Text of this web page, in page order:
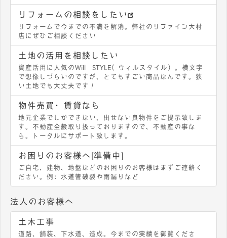
リフォームの相談をしたい
リフォームで今までの不満を解消。弊社のリファイン大村
店にぜひご相談ください
土地の活用を相談したい
資産活用に人気のWill STYLE（ウィルスタイル）。横文字
で想像しづらいのですが、とてもすごい商品なんです。狭
い土地でも大丈夫です！
物件売買・賃貸なら
地元企業でしかできない、出せない良物件をご提示致しま
す。不動産全般取り扱っておりますので、不動産の事な
ら。トータルにサポート致します。
お困りのお客様へ[準備中]
ご自宅、建物、地盤などのお困りのお客様はまずご連絡く
ださい。例：水道管破裂や雨漏りなど
法人のお客様へ
土木工事
道路、舗装、下水道、造成。今までの実績を御覧くださ